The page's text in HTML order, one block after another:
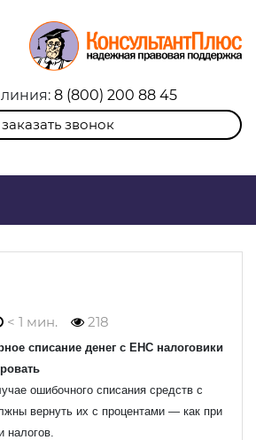
8 (800) 200 88 45
заказать звонок
< 1 мин. 218
списание денег с ЕНС налоговики
ошибочного списания средств с
вернуть их с процентами — как при
налогов.